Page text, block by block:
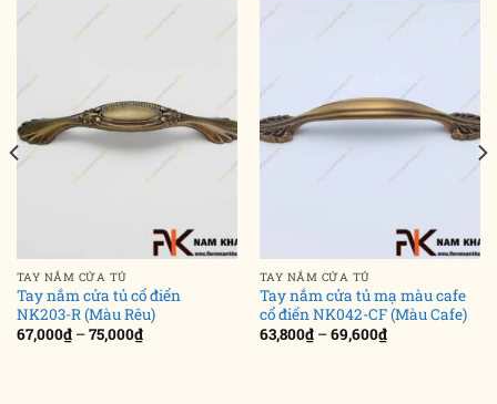
TAY NẮM CỬA TỦ
Tay nắm cửa tủ cổ điển
NK203-R (Màu Rêu)
67,000₫ –75,000₫Khoảng
giá:
TAY NẮM CỬA TỦ
Tay nắm cửa tủ mạ màu cafe
cổ điển NK042-CF (Màu Cafe)
63,800₫ –69,600₫Khoảng
giá: